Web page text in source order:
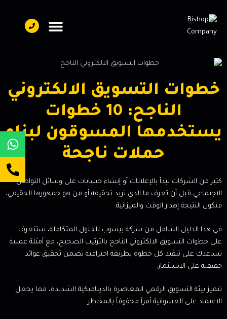
خطوات التسويق الالكتروني
الناجح: 10 خطوات
يستخدمها المسوقون لبناء
حملات ناجحة
كثير من الشركات تبدأ بالإعلانات أو إنشاء حسابات على وسائل التواصل
الاجتماعي قبل أن تعرف ما الذي تريد تحقيقه أو من هو جمهورها الحقيقي،
فتكون النتيجة إهدار الوقت والميزانية.
في هذا الدليل الشامل من شركة بيشوب للحلول المتكاملة، ستتعرف
على خطوات التسويق الالكتروني الناجح بالترتيب الصحيح، مع أمثلة عملية
تساعدك على تنفيذ كل خطوة بطريقة احترافية تضمن تحقيق عوائد
حقيقية على الاستثمار.
تتميز بيئة التسويق الرقمي المعاصرة بالديناميكية الشديدة، مما يجعل
الاعتماد على العشوائية أمراً محفوفاً بالمخاطر.